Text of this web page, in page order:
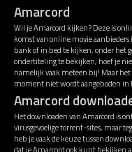
Amarcord
Wil je Amarcord kijken? Deze is
komst van online movie
bank of in bed te kijken, onder het
ondertiteling te bekijken, hoef je
namelijk vaak meteen bij! Maar het
moment niet wordt aangeboden in
Amarcord
Het downloaden van Amarcord is
virusgevoelige torrent-sites, maar
heb je vaak de keuze tussen
dat je Amarcord ook kunt bekijken